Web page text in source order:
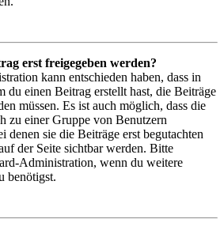
erst freigegeben werden?
kann entschieden haben, dass in
du einen Beitrag erstellt hast, die Beiträge
müssen. Es ist auch möglich, dass die
zu einer Gruppe von Benutzern
denen sie die Beiträge erst begutachten
der Seite sichtbar werden. Bitte
Administration, wenn du weitere
benötigst.